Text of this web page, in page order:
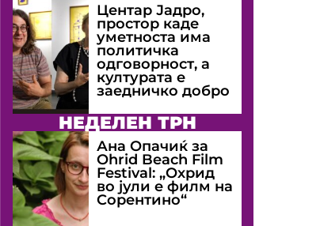
Центар Јадро,
простор каде
уметноста има
политичка
одговорност, а
културата е
заедничко добро
НЕДЕЛЕН ТРН
Ана Опачиќ за
Оhrid Beach Film
Festival: „Охрид
во јули е филм на
Сорентино“